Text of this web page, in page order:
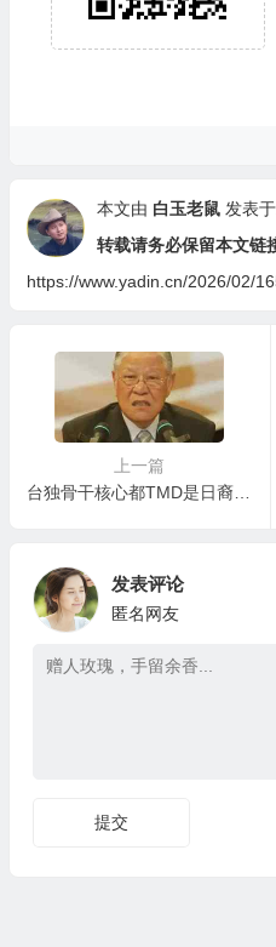
本文由 白玉老鼠 发表
转载请务必保留本文链
https://www.yadin.cn/2026/02/
上一篇
台独骨干核心都TMD是日裔！！！对这些人需要统战吗？
发表评论
匿名网友
提交